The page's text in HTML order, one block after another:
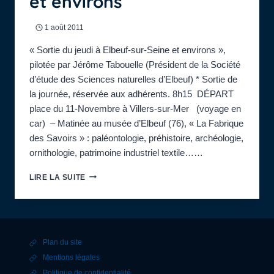
CINÉMA
18H
1 août 2011
« Sortie du jeudi à Elbeuf-sur-Seine et environs »,
pilotée par Jérôme Tabouelle (Président de la Société
d’étude des Sciences naturelles d’Elbeuf) * Sortie de
la journée, réservée aux adhérents. 8h15 DÉPART
place du 11-Novembre à Villers-sur-Mer (voyage en
car) – Matinée au musée d’Elbeuf (76), « La Fabrique
des Savoirs » : paléontologie, préhistoire, archéologie,
ornithologie, patrimoine industriel textile……
LIRE LA SUITEMUSÉE
SUR-
ET
Plan du site
Mentions légales